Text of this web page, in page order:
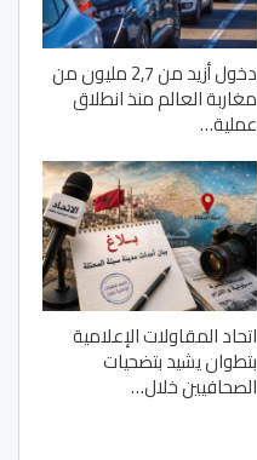
دخول أزيد من 2,7 مليون من
مغاربة العالم منذ انطلاق
عملية…
اتحاد المقاولات الإعلامية
بتطوان يشيد بتضحيات
الصحافيين خلال…